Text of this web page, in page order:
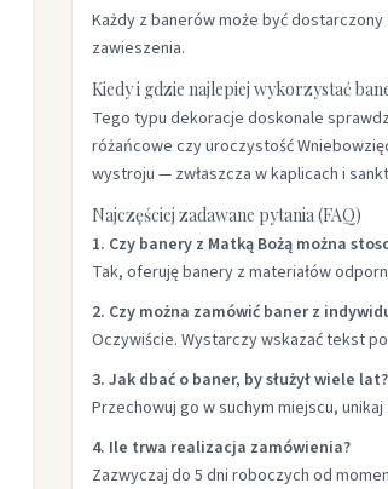
Każdy z banerów może być
zawieszenia.
Kiedy i gdzie najlepiej wykorzystać
Tego typu dekoracje doskonale
różańcowe czy uroczystość
wystroju — zwłaszcza w kaplicach i
Najczęściej zadawane pytania (FAQ)
1. Czy banery z Matką Bożą można
Tak, oferuję banery z materiałów
2. Czy można zamówić baner z
Oczywiście. Wystarczy wskazać tekst
3. Jak dbać o baner, by służył wiele lat?
Przechowuj go w suchym miejscu,
4. Ile trwa realizacja zamówienia?
Zazwyczaj do 5 dni roboczych od